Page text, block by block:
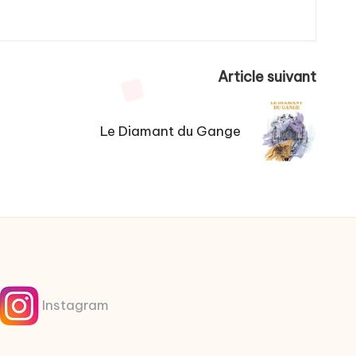
Article suivant
Le Diamant du Gange
Instagram